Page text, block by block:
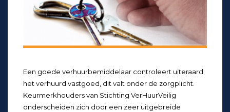
Een goede verhuurbemiddelaar controleert uiteraard
het verhuurd vastgoed, dit valt onder de zorgplicht.
Keurmerkhouders van Stichting VerHuurVeilig
onderscheiden zich door een zeer uitgebreide